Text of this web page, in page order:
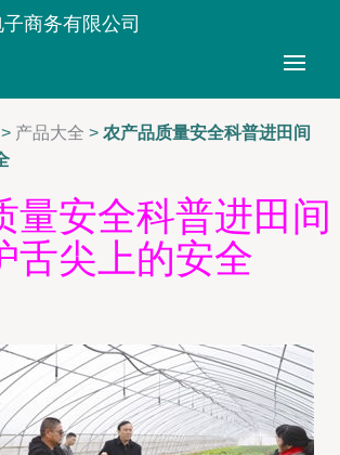
商务有限公司
> 产品大全 > 农产品质量安全科普进田间
量安全科普进田间
舌尖上的安全